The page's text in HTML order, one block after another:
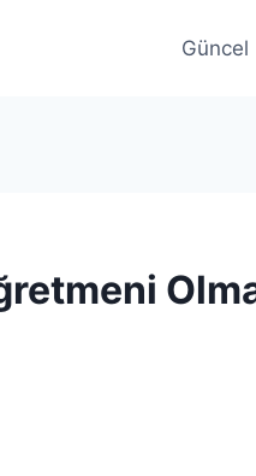
Güncel